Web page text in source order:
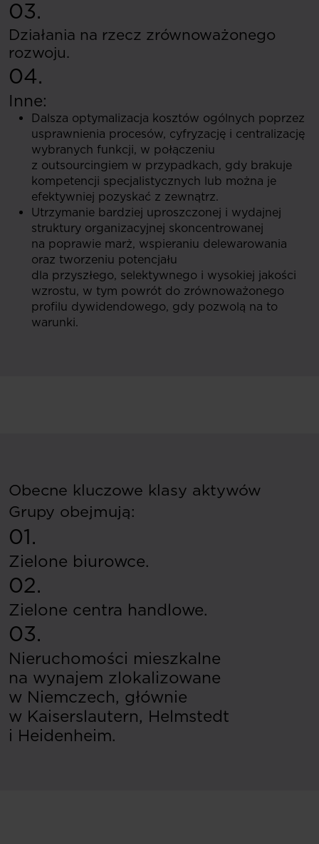
03.
Działania na rzecz zrównoważonego
rozwoju.
04.
Inne:
Dalsza optymalizacja kosztów ogólnych poprzez
usprawnienia procesów, cyfryzację i centralizację
wybranych funkcji, w połączeniu
z outsourcingiem w przypadkach, gdy brakuje
kompetencji specjalistycznych lub można je
efektywniej pozyskać z zewnątrz.
Utrzymanie bardziej uproszczonej i wydajnej
struktury organizacyjnej skoncentrowanej
na poprawie marż, wspieraniu delewarowania
oraz tworzeniu potencjału
dla przyszłego, selektywnego i wysokiej jakości
wzrostu, w tym powrót do zrównoważonego
profilu dywidendowego, gdy pozwolą na to
warunki.
Obecne kluczowe klasy aktywów
Grupy obejmują:
01.
Zielone biurowce.
02.
Zielone centra handlowe.
03.
Nieruchomości mieszkalne
na wynajem zlokalizowane
w Niemczech, głównie
w Kaiserslautern, Helmstedt
i Heidenheim.